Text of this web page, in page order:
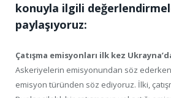
konuyla ilgili
paylaşıyoruz:
Çatışma emisyonları ilk kez
Askeriyelerin emisyonundan söz ederken
emisyon türünden söz ediyoruz. İlki,